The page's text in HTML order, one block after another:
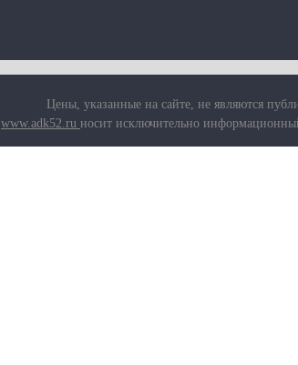
Цены, указанные на сайте, не являются
www.adk52.ru носит исключительно